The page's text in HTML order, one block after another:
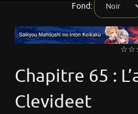
Fond:
Chapitre 65 :
Clevideet